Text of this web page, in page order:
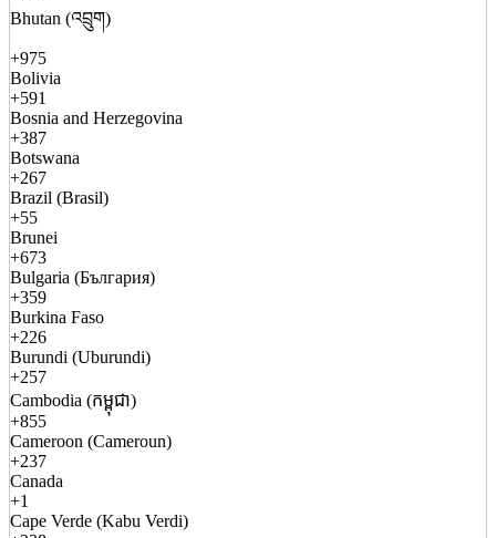
Bhutan (འབྲུག)
+975
Bolivia
+591
Bosnia and Herzegovina
+387
Botswana
+267
Brazil (Brasil)
+55
Brunei
+673
Bulgaria (България)
+359
Burkina Faso
+226
Burundi (Uburundi)
+257
Cambodia (កម្ពុជា)
+855
Cameroon (Cameroun)
+237
Canada
+1
Cape Verde (Kabu Verdi)